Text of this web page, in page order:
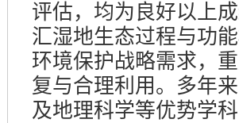
评估，均为良好以上
汇湿地生态过程与功
环境保护战略需求，
复与合理利用。多年
及地理科学等优势学